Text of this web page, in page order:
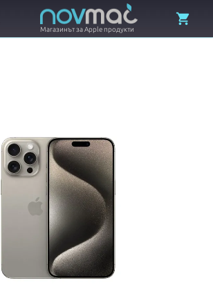
Магазинът за Apple продукти
